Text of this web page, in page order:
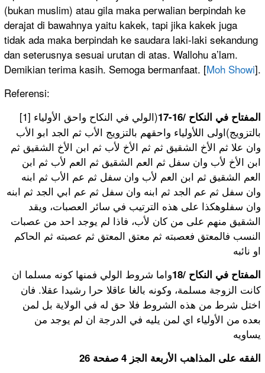
(bukan muslim) atau gila maka perwalian berpindah ke
derajat di bawahnya yaitu kakek, tapi jika kakek juga
tidak ada maka berpindah ke saudara laki-laki sekandung
dan seterusnya sesuai urutan di atas. Wallohu a’lam.
Demikian terima kasih. Semoga bermanfaat. [Moh Showi].
Referensi:
[1]
المفتاح في النكاح /16-17
(الولي في النكاح واحق الأولياء
بالتزويج)اولى اللأولياء واحقهم بالتزويج الأب ثم الجد ابو الأب
وان علا ثم الأخ الشقيق ثم ثم الأخ لأب ثم ابن الأخ الشقيق ثم
ابن الأخ لأب وان سفل ثم العم الشقيق ثم العم لأب ثم ابن
العم الشقيق ثم ابن العم لأب وان سفل ثم عم الأب ثم ابنه
وان سفل ثم عم الجد ثم ابنه وان سفل ثم عم ابي الجد ثم ابنه
وان سفلوهكذا على هذه الترتيب في سائر العصبات، ويقد
الشقيق منهم على من كان لأب، فاذا لم يوجد احد من عصبات
النسب فالمعتق فعصبته ثم معتق المعتق ثم عصبته ثم الحاكم
او نائبه
المفتاح في النكاح /18
واما شروط الولي فمنها كونه مسلما ان
كانت الزوجة مسلمة، وكونه بالغا عاقلا حرا رشيدا عقلا. فان
اختل شرط من هذه الشروط فلا حق له في الولاية بل لمن
بعده من الأولياء اي لمن يليه في الدرجة ان لم يوجد من
يساويه
الفقه على المذاهب الأربعة الجز 4 صفحة 26